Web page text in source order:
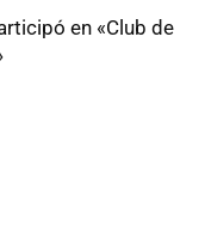
en «Club de